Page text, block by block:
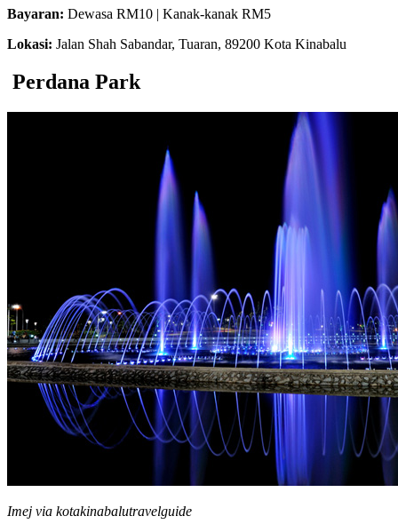
Bayaran: Dewasa RM10 | Kanak-kanak RM5
Lokasi: Jalan Shah Sabandar, Tuaran, 89200 Kota Kinabalu
Perdana Park
Imej via kotakinabalutravelguide